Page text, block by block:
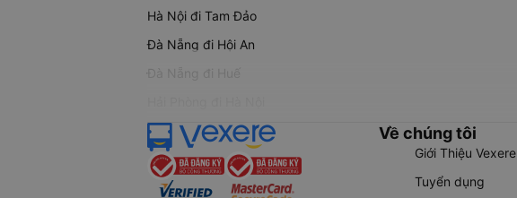
Hà Nội đi Tam Đảo
Đà Nẵng đi Hội An
Đà Nẵng đi Huế
Về chúng tôi
Giới Thiệu
Tuyển dụng